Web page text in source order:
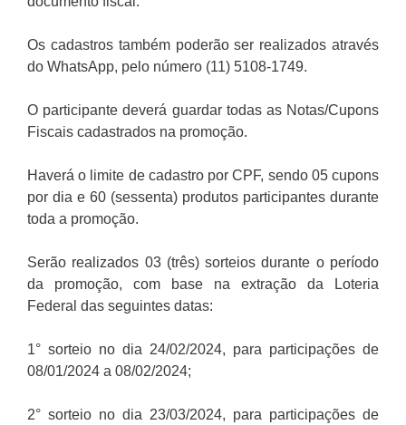
Os cadastros também poderão ser realizados através
do WhatsApp, pelo número (11) 5108-1749.
O participante deverá guardar todas as Notas/Cupons
Fiscais cadastrados na promoção.
Haverá o limite de cadastro por CPF, sendo 05 cupons
por dia e 60 (sessenta) produtos participantes durante
toda a promoção.
Serão realizados 03 (três) sorteios durante o período
da promoção, com base na extração da Loteria
Federal das seguintes datas:
1° sorteio no dia 24/02/2024, para participações de
08/01/2024 a 08/02/2024;
2° sorteio no dia 23/03/2024, para participações de